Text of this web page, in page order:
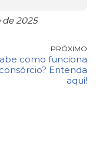
2025
PRÓXIMO
como funciona
Entenda
aqui!